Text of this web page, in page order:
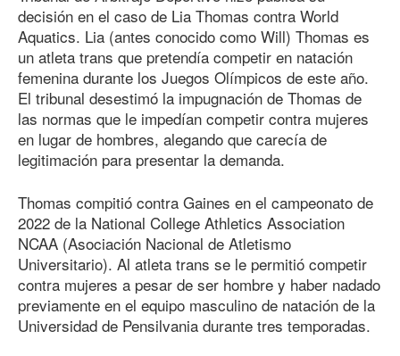
decisión en el caso de Lia Thomas contra World
Aquatics. Lia (antes conocido como Will) Thomas es
un atleta trans que pretendía competir en natación
femenina durante los Juegos Olímpicos de este año.
El tribunal desestimó la impugnación de Thomas de
las normas que le impedían competir contra mujeres
en lugar de hombres, alegando que carecía de
legitimación para presentar la demanda.
Thomas compitió contra Gaines en el campeonato de
2022 de la National College Athletics Association
NCAA (Asociación Nacional de Atletismo
Universitario). Al atleta trans se le permitió competir
contra mujeres a pesar de ser hombre y haber nadado
previamente en el equipo masculino de natación de la
Universidad de Pensilvania durante tres temporadas.